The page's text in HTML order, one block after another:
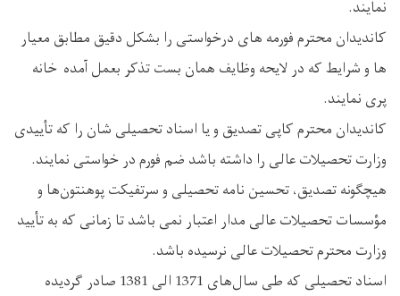
نمایند.
کاندیدان محترم فورمه های درخواستی را بشکل دقیق مطابق معیار
ها و شرایط که در لایحه وظایف همان بست تذکر بعمل آمده خانه
پری نمایند.
کاندیدان محترم کاپی تصدیق و یا اسناد تحصیلی ‌شان را که تأییدی
وزارت تحصیلات عالی را داشته باشد ضم فورم در خواستی نمایند.
هیچگونه تصدیق، تحسین ‌نامه تحصیلی و سرتفیکت پوهنتون‌ها و
مؤسسات تحصیلات عالی مدار اعتبار نمی ‌باشد تا زمانی که به تأیید
وزارت محترم تحصیلات عالی نرسیده باشد.
اسناد تحصیلی که طی سال‌های 1371 الی 1381 صادر گردیده